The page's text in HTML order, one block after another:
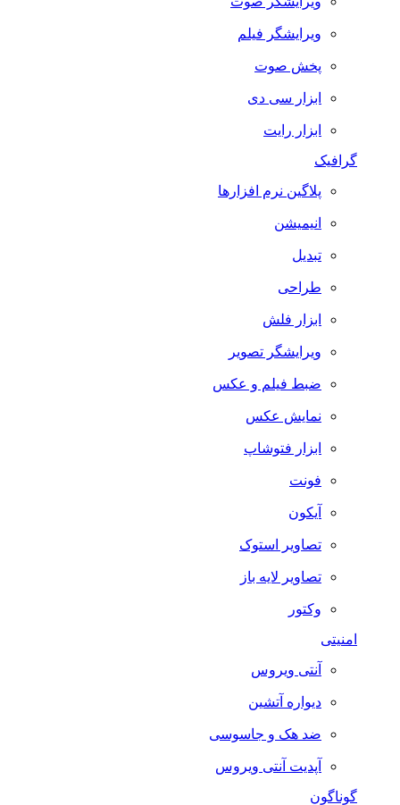
ویرایشگر فیلم
پخش صوت
ابزار سی دی
ابزار رایت
گرافیک
پلاگین نرم افزارها
انیمیشن
تبدیل
طراحی
ابزار فلش
ویرایشگر تصویر
ضبط فيلم و عكس
نمایش عکس
ابزار فتوشاپ
فونت
آیکون
تصاویر استوک
تصاویر لایه باز
وکتور
امنیتی
آنتی ویروس
دیواره آتشین
ضد هک و جاسوسی
آپدیت آنتی ویروس
گوناگون